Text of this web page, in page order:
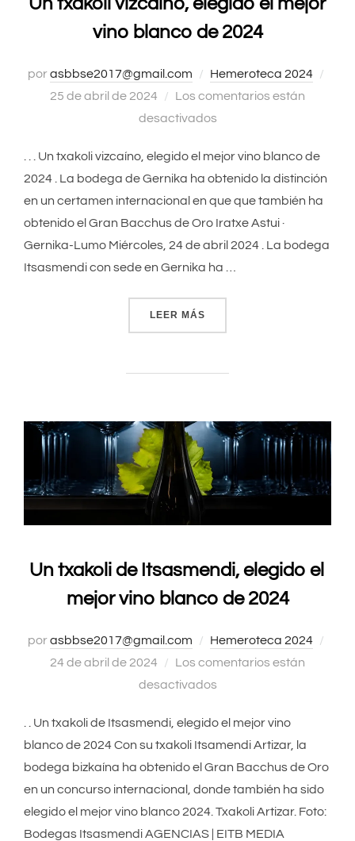
vino blanco de 2024
porasbbse2017@gmail.com Hemeroteca 2024
25 de abril de 2024
Los comentarios están
desactivados
. . . Un txakoli vizcaíno, elegido el mejor vino blanco de
2024 . La bodega de Gernika ha obtenido la distinción
en un certamen internacional en que que también ha
obtenido el Gran Bacchus de Oro Iratxe Astui ·
Gernika-Lumo Miércoles, 24 de abril 2024 . La bodega
Itsasmendi con sede en Gernika ha …
LEER MÁS
Un txakoli de Itsasmendi, elegido el
mejor vino blanco de 2024
porasbbse2017@gmail.com Hemeroteca 2024
24 de abril de 2024
Los comentarios están
desactivados
. . Un txakoli de Itsasmendi, elegido el mejor vino
blanco de 2024 Con su txakoli Itsamendi Artizar, la
bodega bizkaína ha obtenido el Gran Bacchus de Oro
en un concurso internacional, donde también ha sido
elegido el mejor vino blanco 2024. Txakoli Artizar. Foto:
Bodegas Itsasmendi AGENCIAS | EITB MEDIA